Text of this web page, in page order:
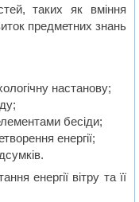
таких як вміння
предметних знань
настанову;
бесіди;
енергії;
енергії вітру та її